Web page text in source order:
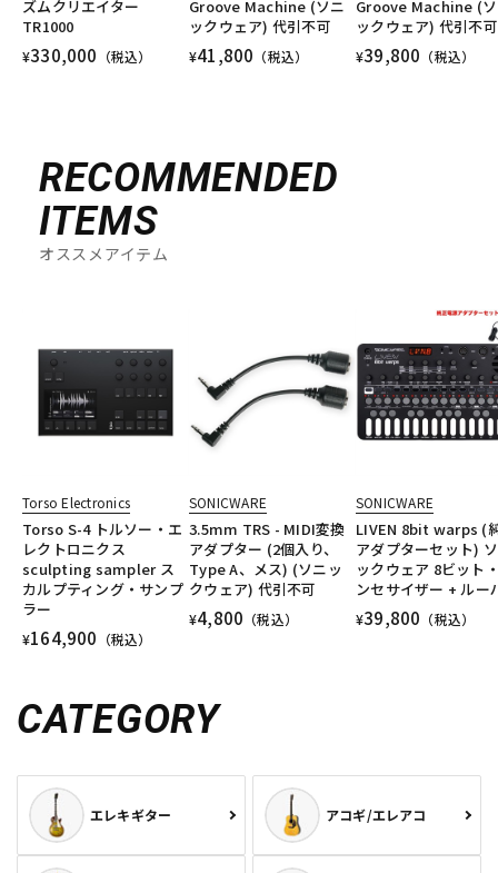
ズムクリエイター
TR1000
¥330,000 （税込）
Groove Machine (ソニ
ックウェア) 代引不可
¥41,800 （税込）
Groove Machine (
ックウェア) 代引不可
¥39,800 （税込）
RECOMMENDED
ITEMS
オススメアイテム
Torso Electronics
Torso S-4 トルソー・エ
レクトロニクス
sculpting sampler ス
カルプティング・サンプ
ラー
¥164,900 （税込）
SONICWARE
3.5mm TRS - MIDI変換
アダプター (2個入り、
Type A、メス) (ソニッ
クウェア) 代引不可
¥4,800 （税込）
SONICWARE
LIVEN 8bit warps (
アダプターセット)
ックウェア 8ビット
ンセサイザー + ルー
¥39,800 （税込）
CATEGORY
エレキギター アコギ/エレアコ